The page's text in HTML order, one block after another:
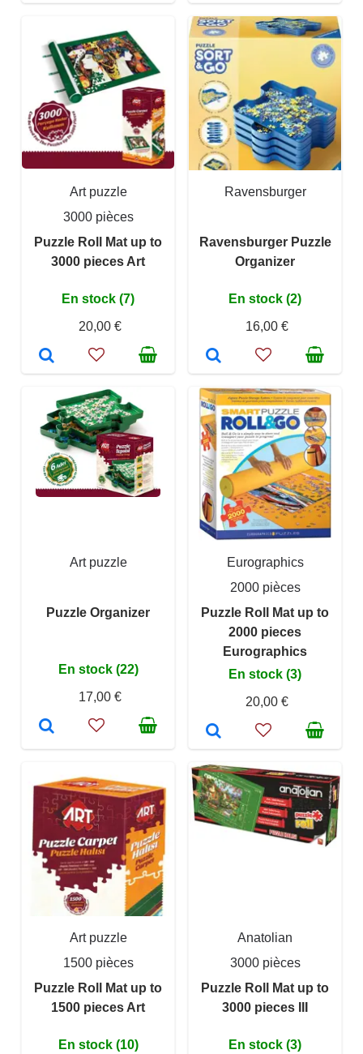
Art puzzle
3000 pièces
Puzzle Roll Mat up to
3000 pieces Art
En stock (7)
20,00 €
Ravensburger
Ravensburger Puzzle
Organizer
En stock (2)
16,00 €
Art puzzle
Puzzle Organizer
En stock (22)
17,00 €
Eurographics
2000 pièces
Puzzle Roll Mat up to
2000 pieces
Eurographics
En stock (3)
20,00 €
Art puzzle
1500 pièces
Puzzle Roll Mat up to
1500 pieces Art
En stock (10)
Anatolian
3000 pièces
Puzzle Roll Mat up to
3000 pieces III
En stock (3)